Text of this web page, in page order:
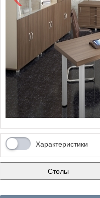
Характеристики
Столы